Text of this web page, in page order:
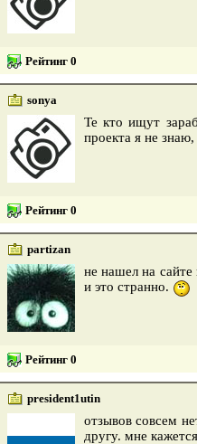
Рейтинг 0
sonya
Те кто ищут
проекта я не
Рейтинг 0
partizan
не нашел на сайте
и это странно.
Рейтинг 0
president1utin
отзывов совсем
другу. мне